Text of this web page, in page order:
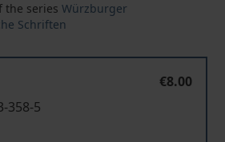
the series Würzburger
Schriften
€8.00
358-5